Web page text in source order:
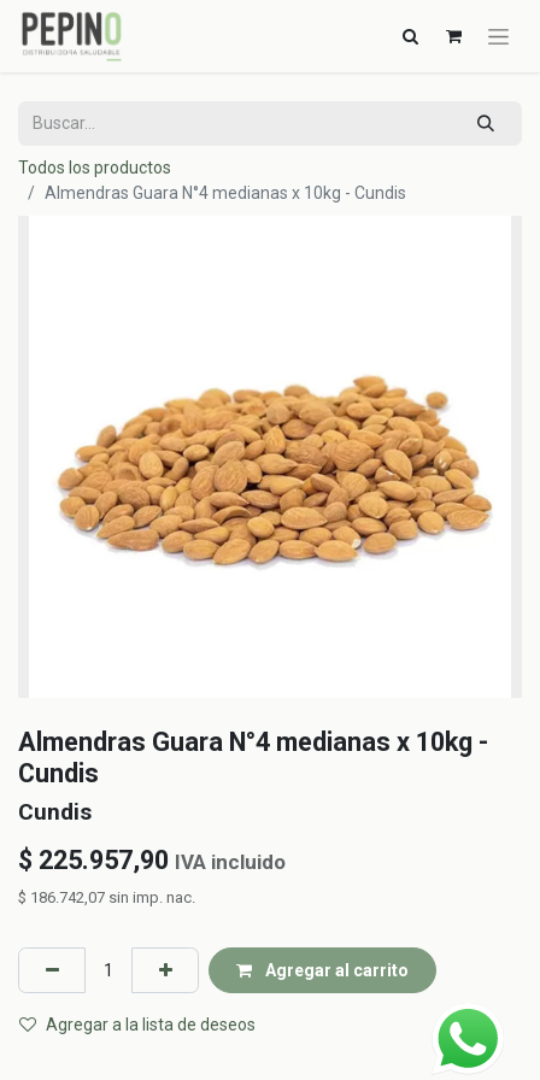
Todos los productos
Almendras Guara N°4 medianas x 10kg - Cundis
Almendras Guara N°4 medianas x 10kg -
Cundis
Cundis
$ 225.957,90 IVA incluido
$ 186.742,07 sin imp. nac.
Agregar al carrito
Agregar a la lista de deseos